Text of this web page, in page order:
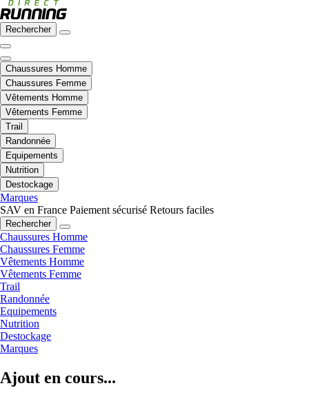
Rechercher
Chaussures Homme
Chaussures Femme
Vêtements Homme
Vêtements Femme
Trail
Randonnée
Equipements
Nutrition
Destockage
Marques
SAV en France Paiement sécurisé Retours faciles
Rechercher
Chaussures Homme
Chaussures Femme
Vêtements Homme
Vêtements Femme
Trail
Randonnée
Equipements
Nutrition
Destockage
Marques
Ajout en cours...